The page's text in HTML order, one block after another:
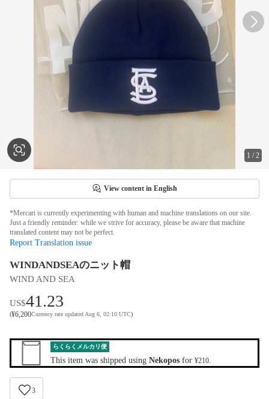
1 /2
View content in English
*Mercari is currently experimenting with human and machine translations on our site.
Just a friendly reminder: while we strive for accuracy, please be aware that machine
translated content may not be perfect.
Report Translation issue
WINDANDSEAのニット帽
WIND AND SEA
US$41.23
(¥6,200Currency rate updated Aug 6, 02:10 UTC)
らくらくメルカリ便
This item was shipped using Nekopos for ¥210
3